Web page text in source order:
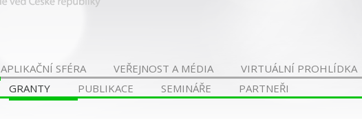
APLIKAČNÍ SFÉRA VEŘEJNOST A MÉDIA
VIRTUÁLNÍ PROHLÍDKA
GRANTY PUBLIKACE SEMINÁŘE PARTNEŘI